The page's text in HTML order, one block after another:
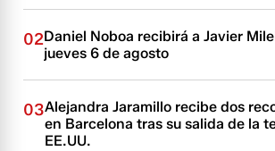
02Daniel Noboa recibirá a Javier
jueves 6 de agosto
03Alejandra Jaramillo recibe dos
en Barcelona tras su salida de la
EE.UU.